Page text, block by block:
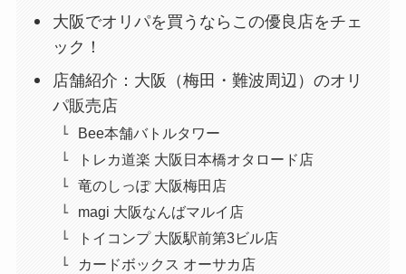
大阪でオリパを買うならこの優良店をチェ
ック！
店舗紹介：大阪（梅田・難波周辺）のオリ
パ販売店
Bee本舗バトルタワー
トレカ道楽 大阪日本橋オタロード店
竜のしっぽ 大阪梅田店
magi 大阪なんばマルイ店
トイコンプ 大阪駅前第3ビル店
カードボックス オーサカ店